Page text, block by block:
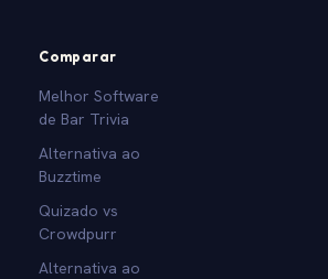
Comparar
Melhor Software
de Bar Trivia
Alternativa ao
Buzztime
Quizado vs
Crowdpurr
Alternativa ao